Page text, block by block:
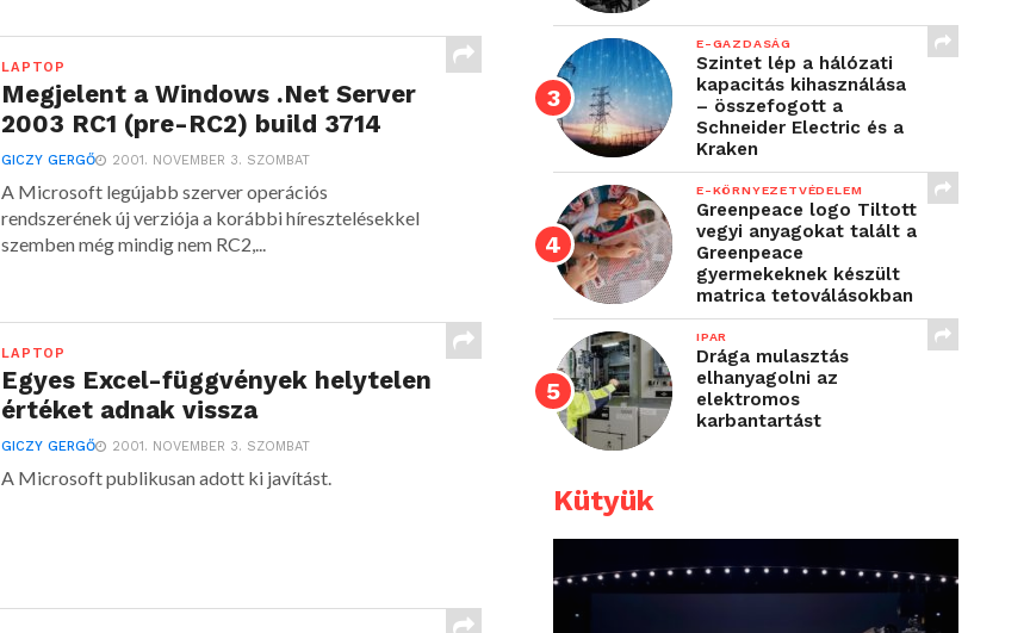
LAPTOP
Megjelent a Windows .Net Server
2003 RC1 (pre-RC2) build 3714
GICZY GERGŐ 2001. NOVEMBER 3. SZOMBAT
A Microsoft legújabb szerver operációs
rendszerének új verziója a korábbi híresztelésekkel
szemben még mindig nem RC2,...
LAPTOP
Egyes Excel-függvények helytelen
értéket adnak vissza
GICZY GERGŐ 2001. NOVEMBER 3. SZOMBAT
A Microsoft publikusan adott ki javítást.
E-GAZDASÁG
Szintet lép a hálózati
kapacitás kihasználása
– összefogott a
Schneider Electric és a
Kraken
E-KÖRNYEZETVÉDELEM
Greenpeace logo Tiltott
vegyi anyagokat talált a
Greenpeace
gyermekeknek készült
matrica tetoválásokban
IPAR
Drága mulasztás
elhanyagolni az
elektromos
karbantartást
Kütyük